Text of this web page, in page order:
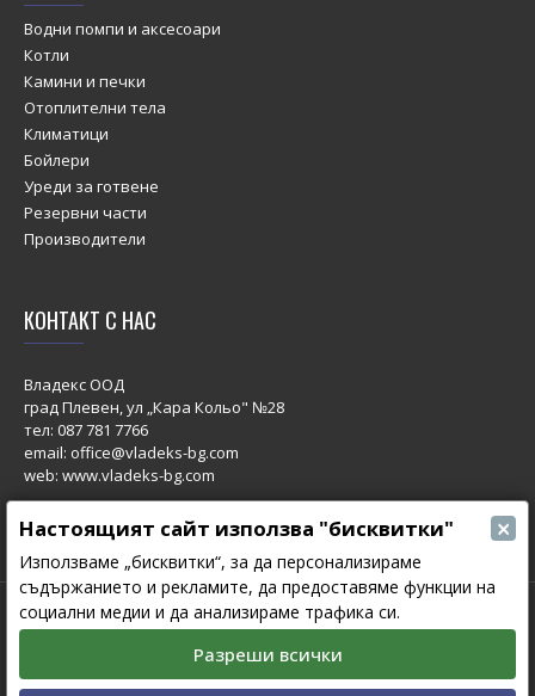
Водни помпи и аксесоари
Котли
Камини и печки
Отоплителни тела
Климатици
Бойлери
Уреди за готвене
Резервни части
Производители
КОНТАКТ С НАС
Владекс ООД
град Плевен, ул „Кара Кольо" №28
тел: 087 781 7766
email: office@vladeks-bg.com
web: www.vladeks-bg.com
© 2023 All Rights Reserved.
Изработка на сайт от Мовен Софт
Настоящият сайт използва "бисквитки" ×
Използваме „бисквитки“, за да персонализираме
съдържанието и рекламите, да предоставяме функции на
социални медии и да анализираме трафика си.
Разреши всички